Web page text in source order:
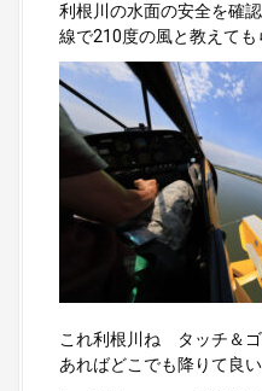
利根川の水面の安全を確
線で210度の風と教えて
これ利根川ね タッチ＆
あればどこでも降りて良い